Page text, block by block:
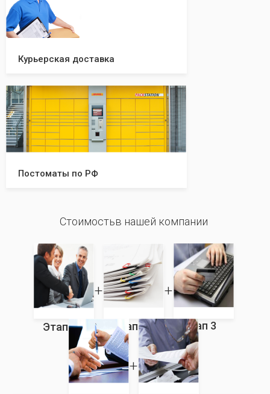
Курьерская доставка
Постоматы по РФ
Стоимостьв нашей компании
Этап 1 Этап 2 Этап 3